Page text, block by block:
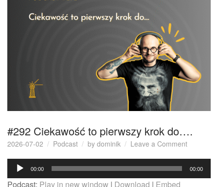
#292 Ciekawość to pierwszy krok do….
2026-07-02 Podcast by dominik Leave a Commenton
to
Odtwarzacz
plików
00:00 00:00
Podcast: Play in new window | Download | Embed